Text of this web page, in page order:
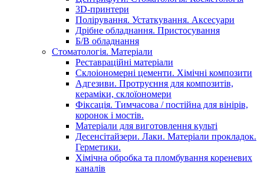
3D-принтери
Полірування. Устаткування. Аксесуари
Дрібне обладнання. Пристосування
Б/В обладнання
Стоматологія. Матеріали
Реставраційні матеріали
Склоіономерні цементи. Хімічні композити
Адгезиви. Протруєння для композитів,
кераміки, склоїономери
Фіксація. Тимчасова / постійна для вінірів,
коронок і мостів.
Матеріали для виготовлення культі
Десенсітайзери. Лаки. Матеріали прокладок.
Герметики.
Хімічна обробка та пломбування кореневих
каналів